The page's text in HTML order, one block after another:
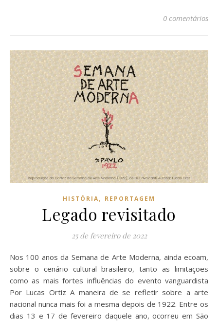
0 comentários
HISTÓRIA, REPORTAGEM
Legado revisitado
25 de fevereiro de 2022
Nos 100 anos da Semana de Arte Moderna, ainda ecoam,
sobre o cenário cultural brasileiro, tanto as limitações
como as mais fortes influências do evento vanguardista
Por Lucas Ortiz A maneira de se refletir sobre a arte
nacional nunca mais foi a mesma depois de 1922. Entre os
dias 13 e 17 de fevereiro daquele ano, ocorreu em São